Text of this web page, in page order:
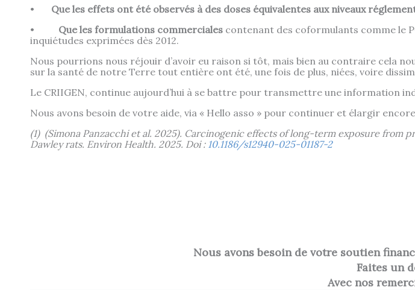
• Que les effets ont été observés à des doses équivalentes aux niveaux
• Que les formulations commerciales contenant des coformulants comme le
inquiétudes exprimées dès 2012.
Nous pourrions nous réjouir d’avoir eu raison si tôt, mais bien au contraire cela
sur la santé de notre Terre tout entière ont été, une fois de plus, niées, voire
Le CRIIGEN, continue aujourd’hui à se battre pour transmettre une information
Nous avons besoin de votre aide, via « Hello asso » pour continuer et élargir
(1) (Simona Panzacchi et al. 2025). Carcinogenic effects of long-term exposure from
Dawley rats. Environ Health. 2025. Doi : 10.1186/s12940-025-01187-2
Nous avons besoin de votre soutien
Faites un
Avec nos